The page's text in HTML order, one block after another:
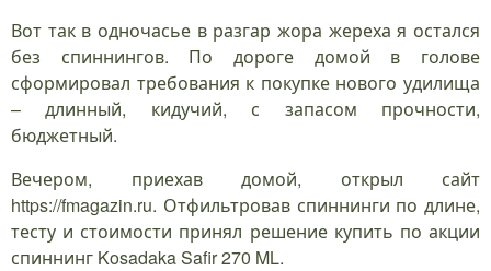
Вот так в одночасье в разгар жора жереха я остался
без спиннингов. По дороге домой в голове
сформировал требования к покупке нового удилища
– длинный, кидучий, с запасом прочности,
бюджетный.
Вечером, приехав домой, открыл сайт
https://fmagazin.ru. Отфильтровав спиннинги по длине,
тесту и стоимости принял решение купить по акции
спиннинг Kosadaka Safir 270 ML.